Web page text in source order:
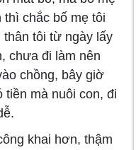
thì chắc bố mẹ tôi
tôi từ ngày lấy
chưa đi làm nên
chồng, bây giờ
tiền mà nuôi con, đi
khai hơn, thậm